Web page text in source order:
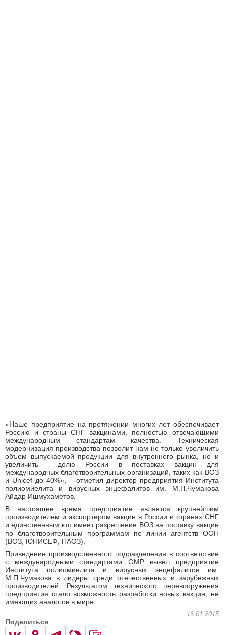
«Наше предприятие на протяжении многих лет обеспечивает
Россию и страны СНГ вакцинами, полностью отвечающими
международным стандартам качества. Техническая
модернизация производства позволит нам не только увеличить
объем выпускаемой продукции для внутреннего рынка, но и
увеличить долю России в поставках вакцин для
международных благотворительных организаций, таких как ВОЗ
и Unicef до 40%», – отметил директор предприятия Института
полиомиелита и вирусных энцефалитов им. М.П.Чумакова
Айдар Ишмухаметов.
В настоящее время предприятие является крупнейшим
производителем и экспортером вакцин в России и странах СНГ
и единственным кто имеет разрешение ВОЗ на поставку вакцин
по благотворительным программам по линии агентств ООН
(ВОЗ, ЮНИСЕФ, ПАОЗ).
Приведение производственного подразделения в соответствие
с международными стандартами GMP вывел предприятие
Института полиомиелита и вирусных энцефалитов им.
М.П.Чумакова в лидеры среди отечественных и зарубежных
производителей. Результатом технического перевооружения
предприятия стало возможность разработки новых вакцин, не
имеющих аналогов в мире.
16.01.2015
Поделиться